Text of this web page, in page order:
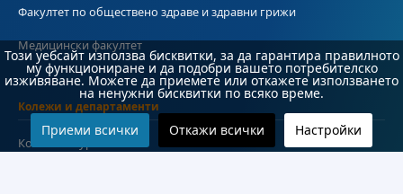
Факултет по обществено здраве и здравни грижи
Медицински факултет
Колежи и департаменти
Колеж по туризъм
Този уебсайт използва бисквитки, за да гарантира правилното
му функциониране и да подобри вашето потребителско
изживяване. Можете да приемете или откажете използването
на ненужни бисквитки по всяко време.
Приеми всички Откажи всички Настройки